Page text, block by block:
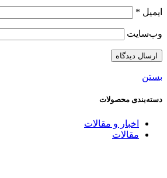
ایمیل *
وب‌سایت
بستن
دسته‌بندی محصولات
اخبار و مقالات
مقالات